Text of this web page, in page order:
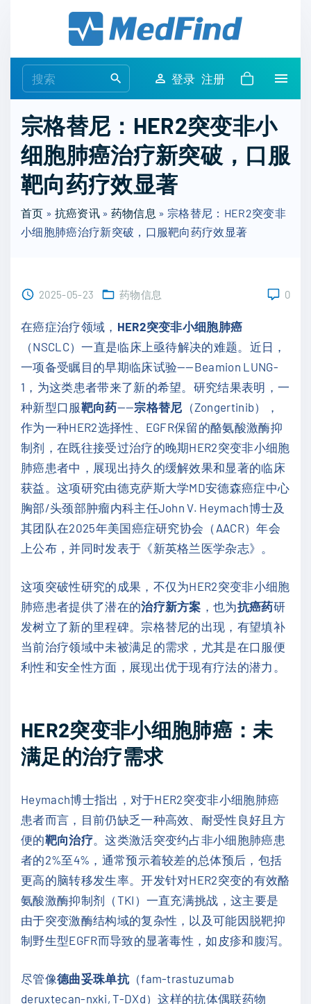
e
c
h
f
r
:
登录 注册
宗格替尼：HER2突变非小
细胞肺癌治疗新突破，口服
靶向药疗效显著
首页 » 抗癌资讯» 药物信息 » 宗格替尼：HER2突变非
小细胞肺癌治疗新突破，口服靶向药疗效显著
2025-05-23 药物信息 0
在癌症治疗领域， HER2突变非小细胞肺癌
（NSCLC）一直是临床上亟待解决的难题。近日，
一项备受瞩目的早期临床试验——Beamion LUNG-
1，为这类患者带来了新的希望。研究结果表明，一
种新型口服靶向药——宗格替尼 （Zongertinib），
作为一种HER2选择性、EGFR保留的酪氨酸激酶抑
制剂，在既往接受过治疗的晚期HER2突变非小细胞
肺癌患者中，展现出持久的缓解效果和显著的临床
获益。这项研究由德克萨斯大学MD安德森癌症中心
胸部/头颈部肿瘤内科主任John V. Heymach博士及
其团队在2025年美国癌症研究协会（AACR）年会
上公布，并同时发表于《新英格兰医学杂志》。
这项突破性研究的成果，不仅为HER2突变非小细胞
肺癌患者提供了潜在的治疗新方案 ，也为抗癌药研
发树立了新的里程碑。宗格替尼的出现，有望填补
当前治疗领域中未被满足的需求，尤其是在口服便
利性和安全性方面，展现出优于现有疗法的潜力。
HER2突变非小细胞肺癌：未
满足的治疗需求
Heymach博士指出，对于HER2突变非小细胞肺癌
患者而言，目前仍缺乏一种高效、耐受性良好且方
便的靶向治疗。这类激活突变约占非小细胞肺癌患
者的2%至4%，通常预示着较差的总体预后，包括
更高的脑转移发生率。开发针对HER2突变的有效酪
氨酸激酶抑制剂（TKI）一直充满挑战，这主要是
由于突变激酶结构域的复杂性，以及可能因脱靶抑
制野生型EGFR而导致的显著毒性，如皮疹和腹泻。
尽管像德曲妥珠单抗（fam-trastuzumab
deruxtecan-nxki, T-DXd）这样的抗体偶联药物